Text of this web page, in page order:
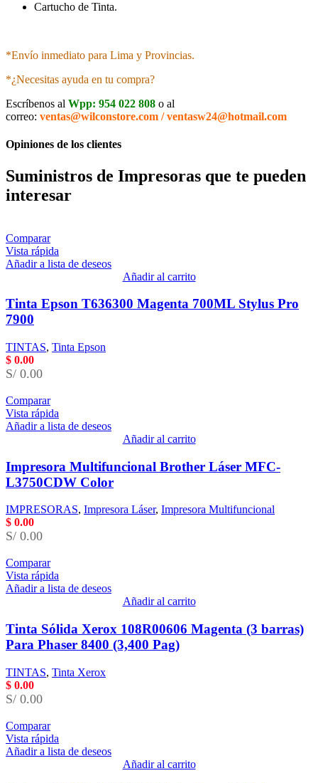
Cartucho de Tinta.
*Envío inmediato para Lima y Provincias.
*¿Necesitas ayuda en tu compra?
Escríbenos al Wpp: 954 022 808 o al
correo: ventas@wilconstore.com / ventasw24@hotmail.com
Opiniones de los clientes
Suministros de Impresoras que te pueden
interesar
Comparar
Vista rápida
Añadir a lista de deseos
Añadir al carrito
Tinta Epson T636300 Magenta 700ML Stylus Pro
7900
TINTAS, Tinta Epson
$ 0.00
S/ 0.00
Comparar
Vista rápida
Añadir a lista de deseos
Añadir al carrito
Impresora Multifuncional Brother Láser MFC-
L3750CDW Color
IMPRESORAS, Impresora Láser, Impresora Multifuncional
$ 0.00
S/ 0.00
Comparar
Vista rápida
Añadir a lista de deseos
Añadir al carrito
Tinta Sólida Xerox 108R00606 Magenta (3 barras)
Para Phaser 8400 (3,400 Pag)
TINTAS, Tinta Xerox
$ 0.00
S/ 0.00
Comparar
Vista rápida
Añadir a lista de deseos
Añadir al carrito